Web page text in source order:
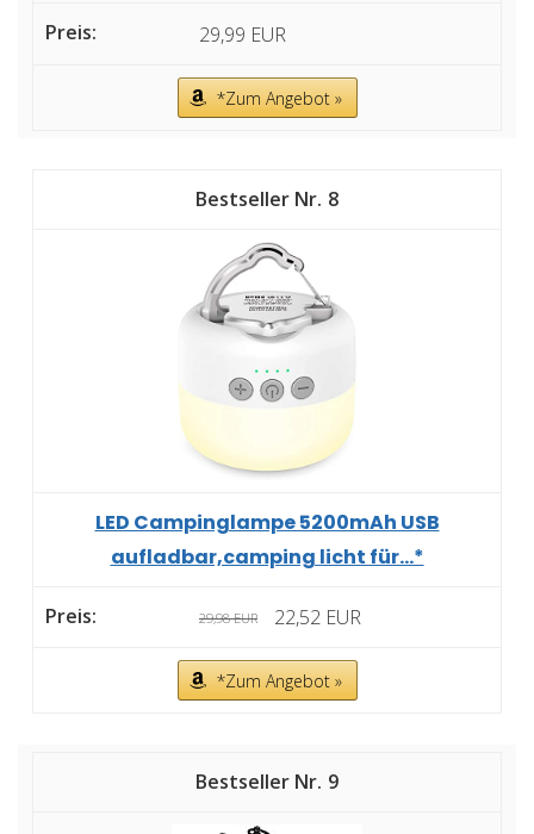
29,99 EUR
*Zum Angebot »
8
LED Campinglampe 5200mAh USB
aufladbar,camping licht für...*
29,98 EUR 22,52 EUR
*Zum Angebot »
9